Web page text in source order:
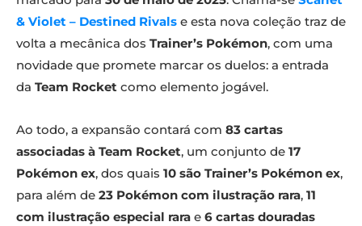
& Violet – Destined Rivals e esta nova coleção traz de
volta a mecânica dos Trainer’s Pokémon, com uma
novidade que promete marcar os duelos: a entrada
da Team Rocket como elemento jogável.
Ao todo, a expansão contará com 83 cartas
associadas à Team Rocket, um conjunto de 17
Pokémon ex, dos quais 10 são Trainer’s Pokémon ex,
para além de 23 Pokémon com ilustração rara, 11
com ilustração especial rara e 6 cartas douradas